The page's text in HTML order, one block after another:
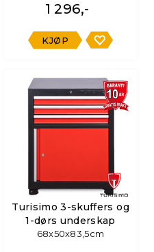
1 296,-
KJØP
Turisimo 3-skuffers og
1-dørs underskap
68x50x83,5cm